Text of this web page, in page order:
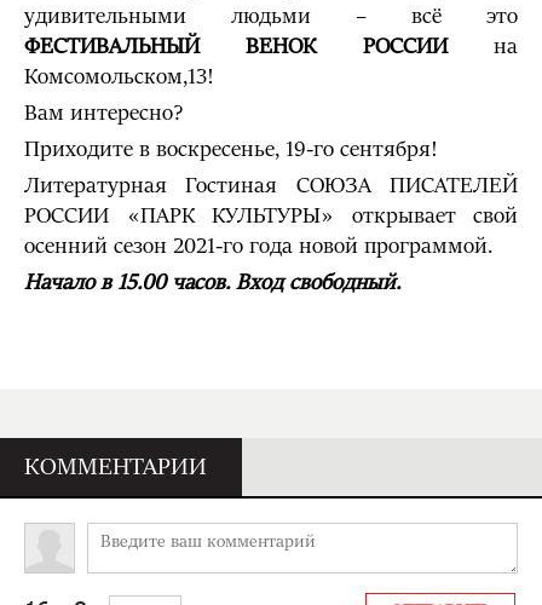
удивительными людьми – всё это
ФЕСТИВАЛЬНЫЙ ВЕНОК РОССИИна
Комсомольском,13!
Вам интересно?
Приходите в воскресенье, 19-го сентября!
Литературная Гостиная СОЮЗА ПИСАТЕЛЕЙ
РОССИИ «ПАРК КУЛЬТУРЫ» открывает свой
осенний сезон 2021-го года новой программой.
Начало в 15.00 часов. Вход свободный.
КОММЕНТАРИИ